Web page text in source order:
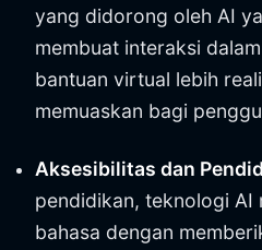
yang didorong oleh AI
membuat interaksi
bantuan virtual lebih
memuaskan bagi
Aksesibilitas dan
pendidikan, teknologi AI
bahasa dengan